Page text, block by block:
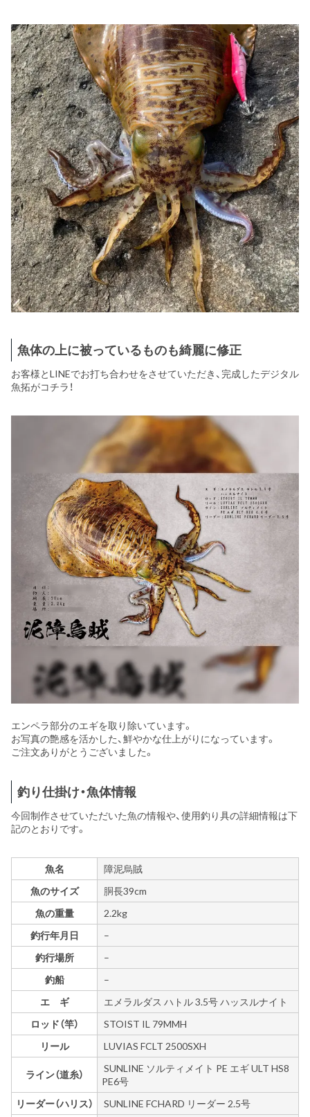
魚体の上に被っているものも綺麗に修正
お客様とLINEでお打ち合わせをさせていただき、完成したデジタル
魚拓がコチラ！
エンペラ部分のエギを取り除いています。
お写真の艶感を活かした、鮮やかな仕上がりになっています。
ご注文ありがとうございました。
釣り仕掛け・魚体情報
今回制作させていただいた魚の情報や、使用釣り具の詳細情報は下
記のとおりです。
魚名
障泥烏賊
魚のサイズ
胴長39cm
魚の重量
2.2kg
釣行年月日
–
釣行場所
–
釣船
–
エ ギ
エメラルダス ハトル 3.5号 ハッスルナイト
ロッド（竿）
STOIST IL 79MMH
リール
LUVIAS FCLT 2500SXH
ライン（道糸）
SUNLINE ソルティメイト PE エギ ULT HS8
PE6号
リーダー（ハリス）
SUNLINE FCHARD リーダー 2.5号